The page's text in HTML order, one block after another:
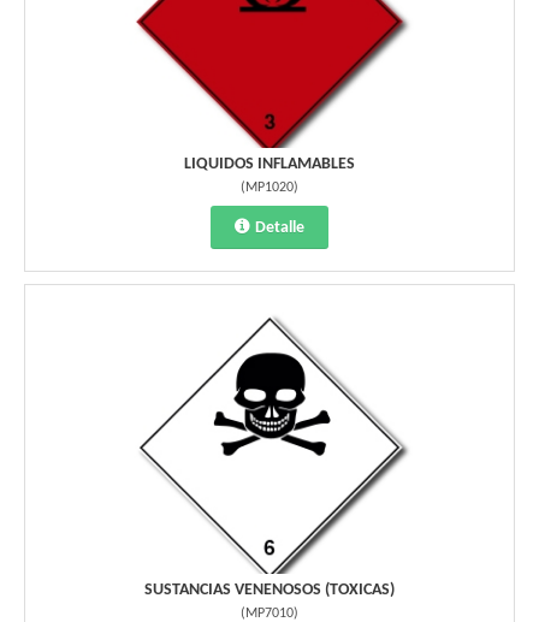
LIQUIDOS INFLAMABLES
( MP1020)
Detalle
SUSTANCIAS VENENOSOS (TOXICAS)
( MP7010)